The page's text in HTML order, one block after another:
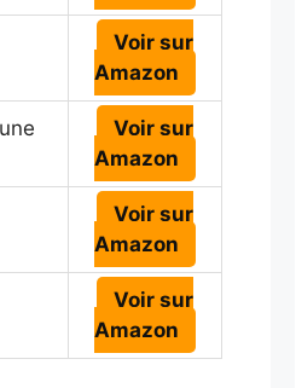
Voir sur
Amazon
Voir sur
Amazon
Voir sur
Amazon
Voir sur
Amazon